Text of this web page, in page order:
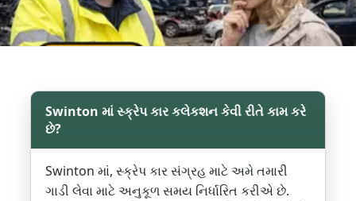
Swinton માં સ્ક્રેપ કાર કલેકશન કેવી રીતે કામ કરે
છે?
Swinton માં, સ્ક્રેપ કાર સંગ્રહ માટે અમે તમારી
ગાડી લેવા માટે અનુકૂળ સમય નિર્ધારિત કરીએ છે.